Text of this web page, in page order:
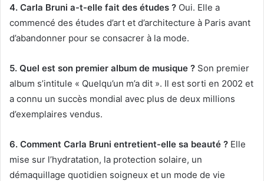
4. Carla Bruni a-t-elle fait des études ? Oui. Elle a
commencé des études d’art et d’architecture à Paris avant
d’abandonner pour se consacrer à la mode.
5. Quel est son premier album de musique ? Son premier
album s’intitule « Quelqu’un m’a dit ». Il est sorti en 2002 et
a connu un succès mondial avec plus de deux millions
d’exemplaires vendus.
6. Comment Carla Bruni entretient-elle sa beauté ? Elle
mise sur l’hydratation, la protection solaire, un
démaquillage quotidien soigneux et un mode de vie